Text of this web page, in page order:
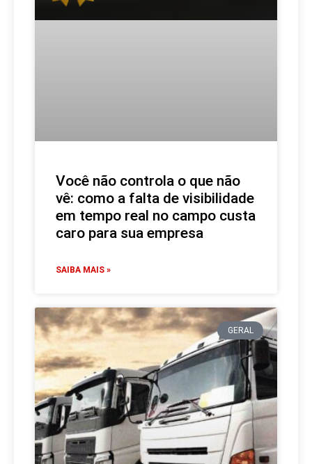
Você não controla o que não
vê: como a falta de visibilidade
em tempo real no campo custa
caro para sua empresa
SAIBA MAIS »
GERAL